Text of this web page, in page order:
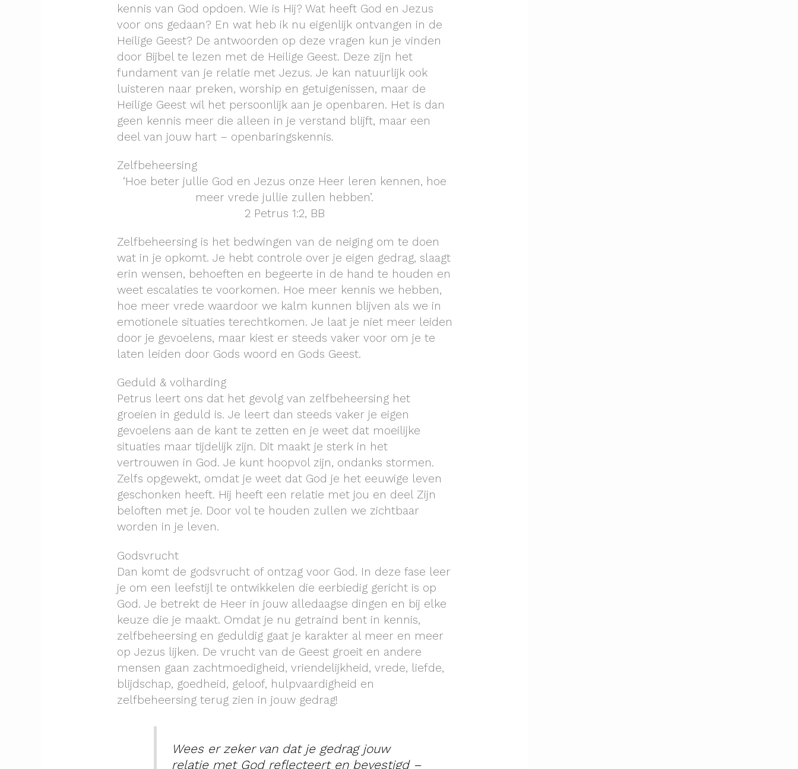
kennis van God opdoen. Wie is Hij? Wat heeft God en Jezus
voor ons gedaan? En wat heb ik nu eigenlijk ontvangen in de
Heilige Geest? De antwoorden op deze vragen kun je vinden
door Bijbel te lezen met de Heilige Geest. Deze zijn het
fundament van je relatie met Jezus. Je kan natuurlijk ook
luisteren naar preken, worship en getuigenissen, maar de
Heilige Geest wil het persoonlijk aan je openbaren. Het is dan
geen kennis meer die alleen in je verstand blijft, maar een
deel van jouw hart – openbaringskennis.
Zelfbeheersing
‘Hoe beter jullie God en Jezus onze Heer leren kennen, hoe
meer vrede jullie zullen hebben’.
2 Petrus 1:2, BB
Zelfbeheersing is het bedwingen van de neiging om te doen
wat in je opkomt. Je hebt controle over je eigen gedrag, slaagt
erin wensen, behoeften en begeerte in de hand te houden en
weet escalaties te voorkomen. Hoe meer kennis we hebben,
hoe meer vrede waardoor we kalm kunnen blijven als we in
emotionele situaties terechtkomen. Je laat je niet meer leiden
door je gevoelens, maar kiest er steeds vaker voor om je te
laten leiden door Gods woord en Gods Geest.
Geduld & volharding
Petrus leert ons dat het gevolg van zelfbeheersing het
groeien in geduld is. Je leert dan steeds vaker je eigen
gevoelens aan de kant te zetten en je weet dat moeilijke
situaties maar tijdelijk zijn. Dit maakt je sterk in het
vertrouwen in God. Je kunt hoopvol zijn, ondanks stormen.
Zelfs opgewekt, omdat je weet dat God je het eeuwige leven
geschonken heeft. Hij heeft een relatie met jou en deel Zijn
beloften met je. Door vol te houden zullen we zichtbaar
worden in je leven.
Godsvrucht
Dan komt de godsvrucht of ontzag voor God. In deze fase leer
je om een leefstijl te ontwikkelen die eerbiedig gericht is op
God. Je betrekt de Heer in jouw alledaagse dingen en bij elke
keuze die je maakt. Omdat je nu getraind bent in kennis,
zelfbeheersing en geduldig gaat je karakter al meer en meer
op Jezus lijken. De vrucht van de Geest groeit en andere
mensen gaan zachtmoedigheid, vriendelijkheid, vrede, liefde,
blijdschap, goedheid, geloof, hulpvaardigheid en
zelfbeheersing terug zien in jouw gedrag!
Wees er zeker van dat je gedrag jouw
relatie met God reflecteert en bevestigd –